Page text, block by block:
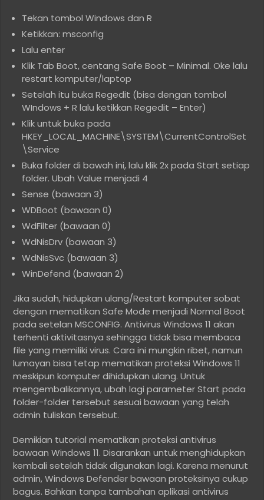
Tekan tombol Windows dan R
Ketikkan: msconfig
Lalu enter
Klik Tab Boot, centang Safe Boot – Minimal. Oke lalu
restart komputer/laptop
Setelah itu buka Regedit (bisa dengan tombol
WIndows + R lalu ketikkan Regedit – Enter)
Klik untuk buka pada
HKEY_LOCAL_MACHINE\SYSTEM\CurrentControlSet
\Service
Buka folder di bawah ini, lalu klik 2x pada Start setiap
folder. Ubah Value menjadi 4
Sense (bawaan 3)
WDBoot (bawaan 0)
WdFilter (bawaan 0)
WdNisDrv (bawaan 3)
WdNisSvc (bawaan 3)
WinDefend (bawaan 2)
Jika sudah, hidupkan ulang/Restart komputer sobat
dengan mematikan Safe Mode menjadi Normal Boot
pada setelan MSCONFIG. Antivirus Windows 11 akan
terhenti aktivitasnya sehingga tidak bisa membaca
file yang memiliki virus. Cara ini mungkin ribet, namun
lumayan bisa tetap mematikan proteksi Windows 11
meskipun komputer dihidupkan ulang. Untuk
mengembalikannya, ubah lagi parameter Start pada
folder-folder tersebut sesuai bawaan yang telah
admin tuliskan tersebut.
Demikian tutorial mematikan proteksi antivirus
bawaan Windows 11. Disarankan untuk menghidupkan
kembali setelah tidak digunakan lagi. Karena menurut
admin, Windows Defender bawaan proteksinya cukup
bagus. Bahkan tanpa tambahan aplikasi antivirus